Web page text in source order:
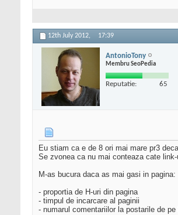
12th July 2012, 17:39
AntonioTony
Membru SeoPedia
Reputatie: 65
Eu stiam ca e de 8 ori mai mare pr3
Se zvonea ca nu mai conteaza cate
M-as bucura daca as mai gasi in pagina:
- proportia de H-uri din pagina
- timpul de incarcare al paginii
- numarul comentariilor la postarile de